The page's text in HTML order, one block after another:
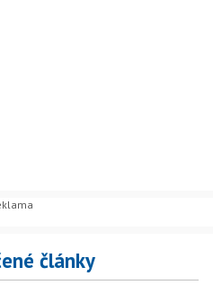
články